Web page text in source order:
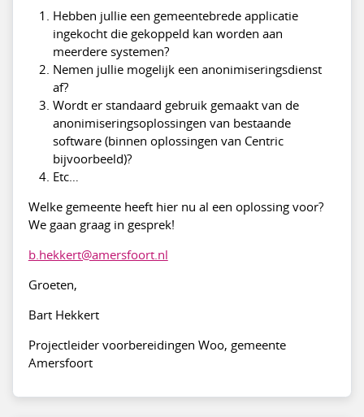
Hebben jullie een gemeentebrede applicatie
ingekocht die gekoppeld kan worden aan
meerdere systemen?
Nemen jullie mogelijk een anonimiseringsdienst
af?
Wordt er standaard gebruik gemaakt van de
anonimiseringsoplossingen van bestaande
software (binnen oplossingen van Centric
bijvoorbeeld)?
Etc…
Welke gemeente heeft hier nu al een oplossing voor?
We gaan graag in gesprek!
b.hekkert@amersfoort.nl
Groeten,
Bart Hekkert
Projectleider voorbereidingen Woo, gemeente
Amersfoort